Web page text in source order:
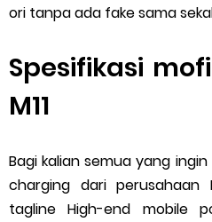
ori tanpa ada fake sama
Spesifikasi
M11
Bagi kalian semua yang
charging dari perusahaan
tagline High-end mobile